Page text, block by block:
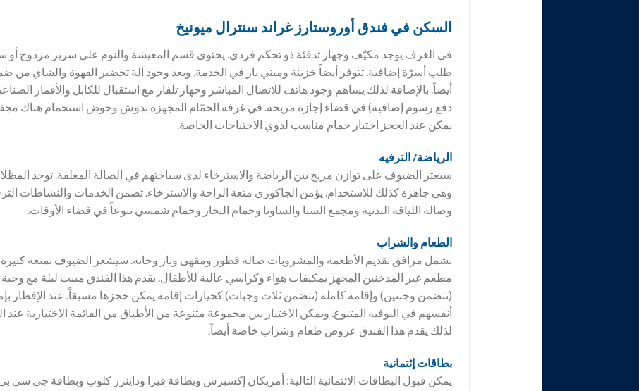
السكن في فندق أوروستارز غراند سنترال ميونيخ
في الغرف يوجد مكيّف وجهاز تدفئة ذو تحكم فردي. يحتوي قسم المعيشة والنوم على سرير مزدوج أو
طلب أسرّة إضافية. تتوفر أيضاً خزينة وميني بار في الخدمة. ويعد وجود آلة تحضير القهوة والشاي من
أيضاً. بالإضافة لذلك يساهم وجود هاتف للاتصال المباشر وجهاز تلفاز مع استقبال للكابل والأقمار
دفع رسوم إضافية) في قضاء إجازة مريحة. في غرفة الحمّام المجهزة بدوش وحوض استحمام هناك
يمكن عند الحجز اختيار حمام مناسب لذوي الاحتياجات الخاصة.
الرياضة/ الترفيه
سيعثر الضيوف على توازن مريح بين الرياضة والاسترخاء لدى سباحتهم في الصالة المغلقة. توجد
وهي جاهزة كذلك للاستخدام. يؤمن الجاكوزي متعة الراحة والاسترخاء. تضمن الخدمات والنشاطات
وصالة اللياقة البدنية ومجمع السبا والساونا وحمام البخار وحمام شمسي تنوعاً في قضاء الأوقات.
الطعام والشراب
تشمل مرافق تقديم الأطعمة والمشروبات صالة فطور ومقهى وبار وحانة. سيشعر الضيوف بمتعة
مطعم غير المدخنين المجهز بمكيفات هواء وكراسي عالية للأطفال. يقدم هذا الفندق مبيت ليلة مع
(تتضمن وجبتين) وإقامة كاملة (تتضمن ثلاث وجبات) كخيارات إقامة يمكن حجزها مسبقاً. عند الإفطار
أنفسهم في البوفيه المتنوع. ويمكن الاختيار بين مجموعة متنوعة من الأطباق من القائمة الاختيارية عند
لذلك يقدم هذا الفندق عروض طعام وشراب خاصة أيضاً.
بطاقات إئتمانية
يمكن قبول البطاقات الائتمانية التالية: أمريكان إكسبرس وبطاقة فيزا وداينرز كلوب وبطاقة جي سي